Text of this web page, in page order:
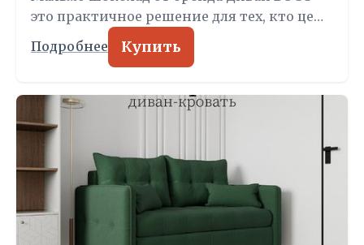
это практичное решение для тех, кто це…
Подробнее Купить